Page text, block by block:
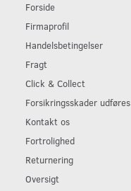
Forside
Firmaprofil
Handelsbetingelser
Fragt
Click & Collect
Forsikringsskader udføres
Kontakt os
Fortrolighed
Returnering
Oversigt